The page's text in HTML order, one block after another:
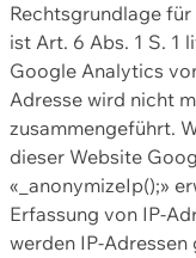
Rechtsgrundlage
ist Art. 6 Abs. 1 S. 1
Google Analytics
Adresse wird nicht
zusammengeführt.
dieser Website
«_anonymizeIp();»
Erfassung von IP-
werden IP-